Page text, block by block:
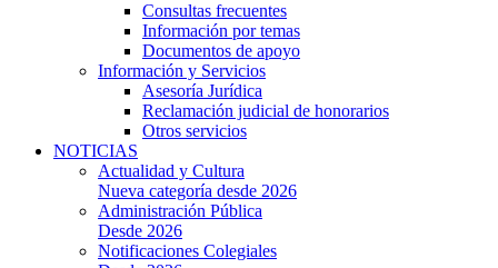
Consultas frecuentes
Información por temas
Documentos de apoyo
Información y Servicios
Asesoría Jurídica
Reclamación judicial de honorarios
Otros servicios
NOTICIAS
Actualidad y Cultura
Nueva categoría desde 2026
Administración Pública
Desde 2026
Notificaciones Colegiales